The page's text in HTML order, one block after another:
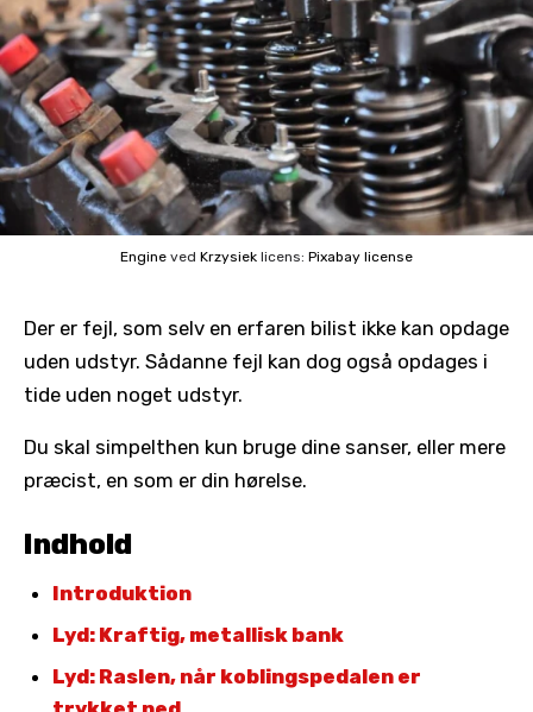
Engine ved Krzysiek licens: Pixabay license
Der er fejl, som selv en erfaren bilist ikke kan opdage
uden udstyr. Sådanne fejl kan dog også opdages i
tide uden noget udstyr.
Du skal simpelthen kun bruge dine sanser, eller mere
præcist, en som er din hørelse.
Indhold
Introduktion
Lyd: Kraftig, metallisk bank
Lyd: Raslen, når koblingspedalen er